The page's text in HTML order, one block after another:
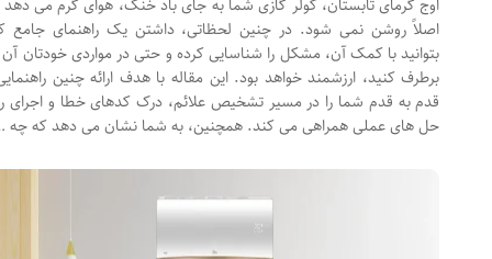
اوج گرمای تابستان، کولر گازی شما به جای باد خنک، هوای گرم می دهد یا
اصلاً روشن نمی شود. در چنین لحظاتی، داشتن یک راهنمای جامع که
بتوانید با کمک آن، مشکل را شناسایی کرده و حتی در مواردی خودتان آن را
برطرف کنید، ارزشمند خواهد بود. این مقاله با هدف ارائه چنین راهنمایی،
قدم به قدم شما را در مسیر تشخیص علائم، درک کدهای خطا و اجرای راه
حل های عملی همراهی می کند. همچنین، به شما نشان می دهد که چه …